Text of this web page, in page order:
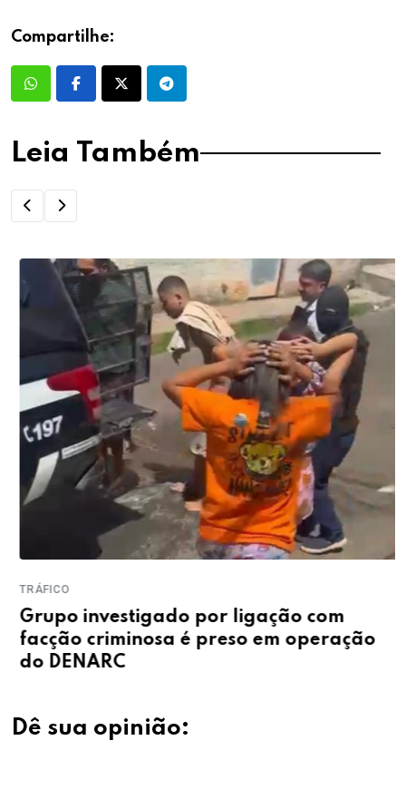
Compartilhe:
Leia Também
TRÁFICO
Grupo investigado por ligação com
facção criminosa é preso em operação
do DENARC
Dê sua opinião: